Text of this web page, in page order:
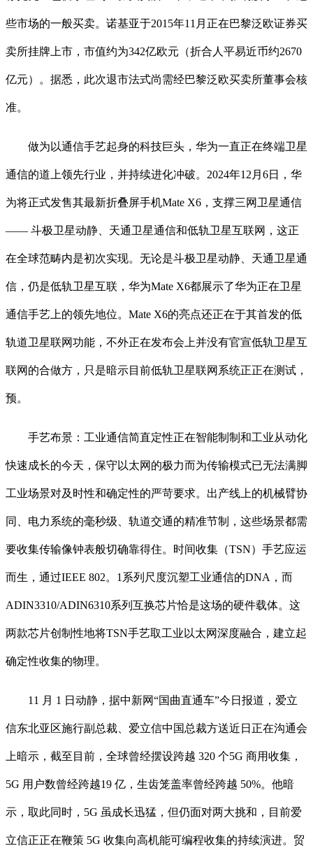
些市场的一般买卖。诺基亚于2015年11月正在巴黎泛欧证券买
卖所挂牌上市，市值约为342亿欧元（折合人平易近币约2670
亿元）。据悉，此次退市法式尚需经巴黎泛欧买卖所董事会核
准。
做为以通信手艺起身的科技巨头，华为一直正在终端卫星
通信的道上领先行业，并持续进化冲破。2024年12月6日，华
为将正式发售其最新折叠屏手机Mate X6，支撑三网卫星通信
—— 斗极卫星动静、天通卫星通信和低轨卫星互联网，这正
在全球范畴内是初次实现。无论是斗极卫星动静、天通卫星通
信，仍是低轨卫星互联，华为Mate X6都展示了华为正在卫星
通信手艺上的领先地位。Mate X6的亮点还正在于其首发的低
轨道卫星联网功能，不外正在发布会上并没有官宣低轨卫星互
联网的合做方，只是暗示目前低轨卫星联网系统正正在测试，
预。
手艺布景：工业通信简直定性正在智能制制和工业从动化
快速成长的今天，保守以太网的极力而为传输模式已无法满脚
工业场景对及时性和确定性的严苛要求。出产线上的机械臂协
同、电力系统的毫秒级、轨道交通的精准节制，这些场景都需
要收集传输像钟表般切确靠得住。时间收集（TSN）手艺应运
而生，通过IEEE 802。1系列尺度沉塑工业通信的DNA，而
ADIN3310/ADIN6310系列互换芯片恰是这场的硬件载体。这
两款芯片创制性地将TSN手艺取工业以太网深度融合，建立起
确定性收集的物理。
11 月 1 日动静，据中新网“国曲直通车”今日报道，爱立
信东北亚区施行副总裁、爱立信中国总裁方送近日正在沟通会
上暗示，截至目前，全球曾经摆设跨越 320 个5G 商用收集，
5G 用户数曾经跨越19 亿，生齿笼盖率曾经跨越 50%。他暗
示，取此同时，5G 虽成长迅猛，但仍面对两大挑和，目前爱
立信正正在鞭策 5G 收集向高机能可编程收集的持续演进。贸